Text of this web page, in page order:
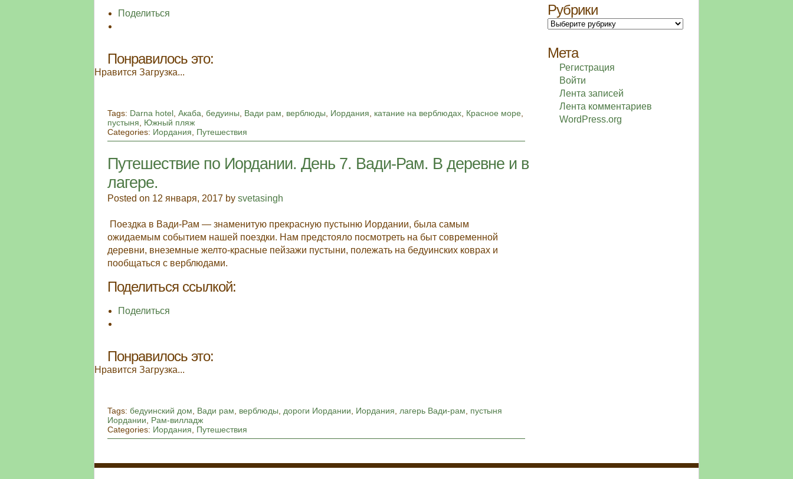
Поделиться
Понравилось это:
Нравится Загрузка...
Tags: Darna hotel ,Акаба ,бедуины Вади рам верблюды Иордания катание на верблюдах Красное море
пустыня
Южный пляж
Categories: Иордания Путешествия
Путешествие по Иордании. День 7. Вади-Рам. В деревне и в
лагере.
Posted on 12 января, 2017 bysvetasingh
Поездка в Вади-Рам — знаменитую прекрасную пустыню Иордании, была самым
ожидаемым событием нашей поездки. Нам предстояло посмотреть на быт современной
деревни, внеземные желто-красные пейзажи пустыни, полежать на бедуинских коврах и
пообщаться с верблюдами.
Поделиться ссылкой:
Поделиться
Понравилось это:
Нравится Загрузка...
Tags:бедуинский дом Вади рам верблюды дороги Иордании Иордания лагерь Вади-рам
пустыня
Иордании
Рам-вилладж
Categories: Иордания Путешествия
Рубрики
Рубрики
Мета
Регистрация
Войти
Лента записей
Лента комментариев
WordPress.org